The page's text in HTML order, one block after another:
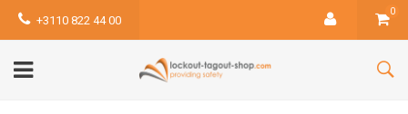
+3110 822 44 00
0